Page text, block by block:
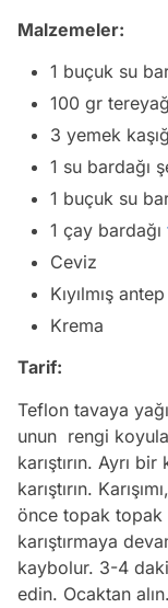
Malzemeler:
1 buçuk su
100 gr
3 yemek
1 su bardağı
1 buçuk su
1 çay bardağı
Ceviz
Kıyılmış antep
Krema
Tarif:
Teflon tavaya
unun rengi
karıştırın. Ayrı
karıştırın.
önce topak
karıştırmaya
kaybolur. 3-4
edin. Ocaktan